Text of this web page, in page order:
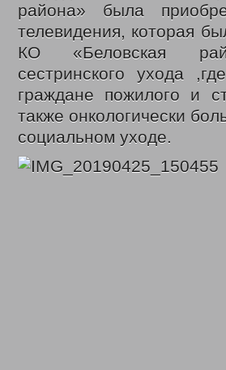
района» была
телевидения, которая
КО «Беловская
сестринского ухода
граждане пожилого и
также онкологически
социальном уходе.